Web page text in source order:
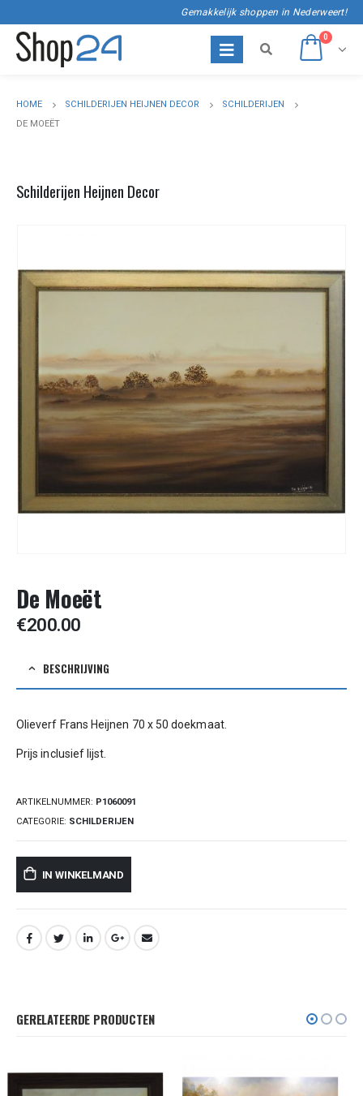
Gemakkelijk shoppen in Nederweert!
0
HOME SCHILDERIJEN HEIJNEN DECOR
SCHILDERIJEN
DE MOEËT
Schilderijen Heijnen Decor
De Moeët
€200.00
BESCHRIJVING
Olieverf Frans Heijnen 70 x 50 doekmaat.
Prijs inclusief lijst.
ARTIKELNUMMER: P1060091
CATEGORIE: SCHILDERIJEN
IN WINKELMAND
GERELATEERDE PRODUCTEN